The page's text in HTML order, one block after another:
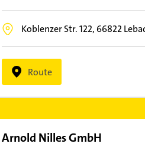
Koblenzer Str. 122, 66822
Route
Arnold Nilles GmbH